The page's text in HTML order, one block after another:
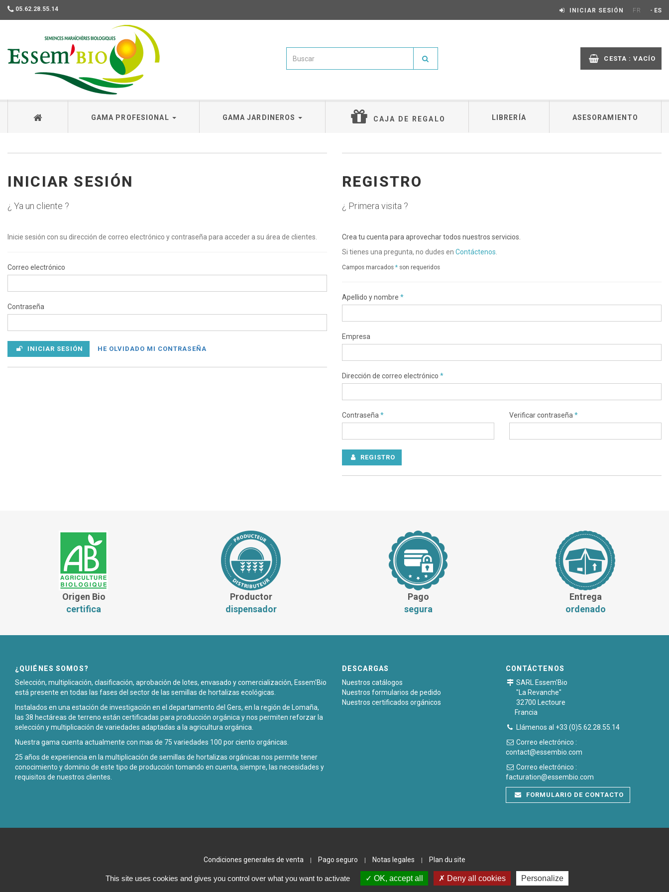
05.62.28.55.14 INICIAR SESIÓN FR - ES
CESTA : VACÍO
GAMA PROFESIONAL GAMA JARDINEROS CAJA DE REGALO LIBRERÍA ASESORAMIENTO
INICIAR SESIÓN
¿ Ya un cliente ?
Inicie sesión con su dirección de correo electrónico y contraseña para acceder a su área de clientes.
Correo electrónico
Contraseña
INICIAR SESIÓN HE OLVIDADO MI CONTRASEÑA
REGISTRO
¿ Primera visita ?
Crea tu cuenta para aprovechar todos nuestros servicios.
Si tienes una pregunta, no dudes en Contáctenos
Campos marcados * son requeridos
Apellido y nombre *
Empresa
Dirección de correo electrónico *
Contraseña * Verificar contraseña *
REGISTRO
Origen Bio
certifica
Productor
dispensador
Pago
segura
Entrega
ordenado
¿QUIÉNES SOMOS?
Selección, multiplicación, clasificación, aprobación de lotes, envasado y comercialización, Essem'Bio
está presente en todas las fases del sector de las semillas de hortalizas ecológicas.
Instalados en una estación de investigación en el departamento del Gers, en la región de Lomaña,
las 38 hectáreas de terreno están certificadas para producción orgánica y nos permiten reforzar la
selección y multiplicación de variedades adaptadas a la agricultura orgánica.
Nuestra gama cuenta actualmente con mas de 75 variedades 100 por ciento orgánicas.
25 años de experiencia en la multiplicación de semillas de hortalizas orgánicas nos permite tener
conocimiento y dominio de este tipo de producción tomando en cuenta, siempre, las necesidades y
requisitos de nuestros clientes.
DESCARGAS
Nuestros catálogos
Nuestros formularios de pedido
Nuestros certificados orgánicos
CONTÁCTENOS
SARL Essem'Bio
"La Revanche"
32700 Lectoure
Francia
Llámenos al +33 (0)5.62.28.55.14
Correo electrónico :
contact@essembio.com
Correo electrónico :
facturation@essembio.com
FORMULARIO DE CONTACTO
Condiciones generales de venta Pago seguro Notas legales Plan du site
This site uses cookies and gives you control over what you want to activate OK, accept all Deny all cookies Personalize